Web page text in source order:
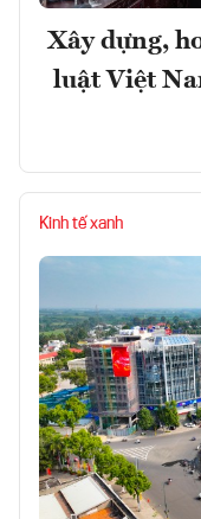
Xây dựng,
luật Việt
Kinh tế xanh